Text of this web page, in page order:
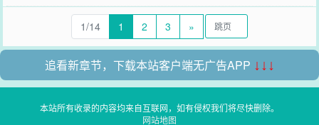
1/14 1 2 3 »
追看新章节，下载本站客户端无广告APP ↓↓↓
本站所有收录的内容均来自互联网，如有侵权我们将尽快删除。
网站地图